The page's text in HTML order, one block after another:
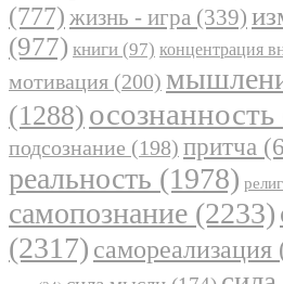
(777) жизнь - игра (339)
(977) книги (97) концентрация
мотивация (200)
(1288) осознанность
подсознание (198) притча
реальность (1978)
самопознание (2233)
(2317) самореализация